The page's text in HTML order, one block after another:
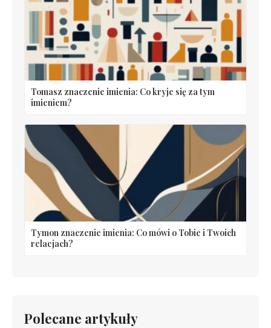
Tomasz znaczenie imienia: Co kryje się za tym
imieniem?
Tymon znaczenie imienia: Co mówi o Tobie i Twoich
relacjach?
Polecane artykuły